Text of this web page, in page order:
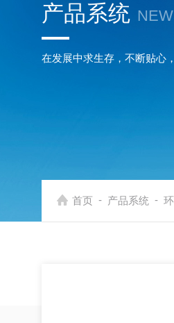
产品系统
在发展中求生存，不断贴心
首页 - 产品系统 -